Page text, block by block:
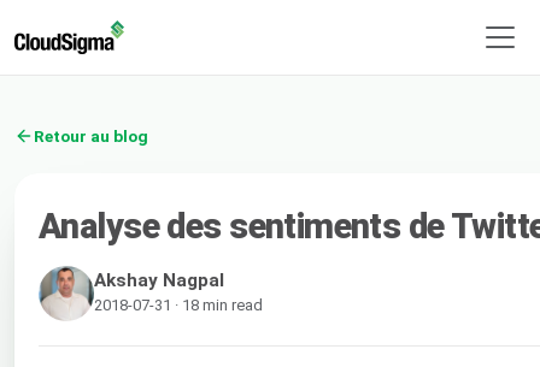
Retour au blog
Analyse des sentiments de
Akshay Nagpal
2018-07-31 · 18 min read